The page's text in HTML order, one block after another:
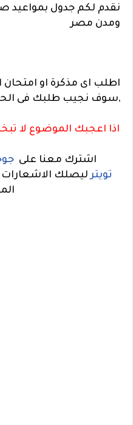
نقدم لكم جدول بمواعيد
ومدن مصر
اطلب اى مذكرة او
,سوف نجيب طلبك فى
اذا اعجبك الموضوع لا
اشترك معنا على
تويترليصلك الاشعارات